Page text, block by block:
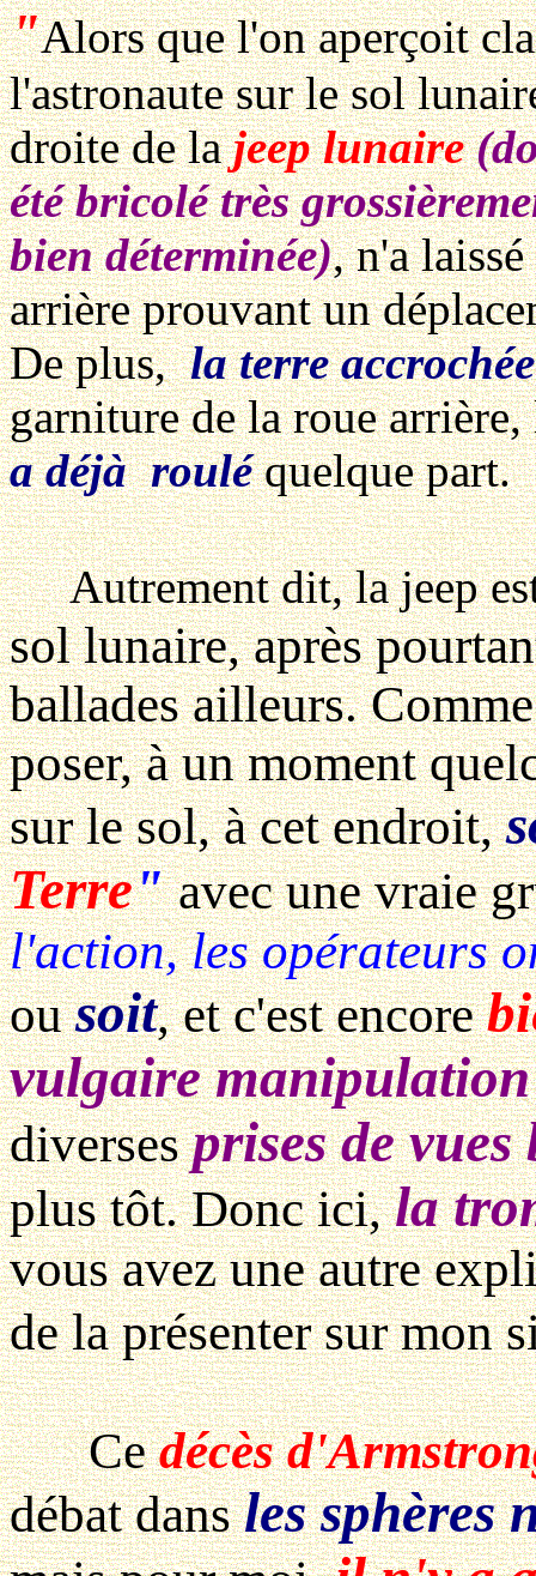
"Alors que l'on aperçoit
l'astronaute sur le sol
droite de lajeep lunaire
été bricolé très
bien déterminée), n'a
arrière prouvant un
De plus,la terre accrochée
garniture de la roue
a déjà rouléquelque part.
Autrement dit, la jeep
sol lunaire, après
ballades ailleurs.
poser, à un moment
sur le sol, à cet endroit,
Terre"avec une vraie
l'action, les opérateurs
ousoit, et c'est encore
vulgaire
diversesprises de
plus tôt. Donc ici,la
vous avez une autre
de la présenter sur mon
Cedécès
débat dansles sphères